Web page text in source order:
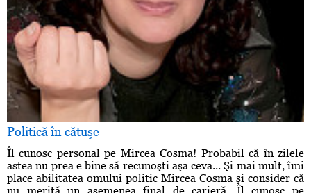
Politică în cătuşe
Îl cunosc personal pe Mircea Cosma! Probabil că în zilele
astea nu prea e bine să recunoşti aşa ceva... Şi mai mult, îmi
place abilitatea omului politic Mircea Cosma şi consider că